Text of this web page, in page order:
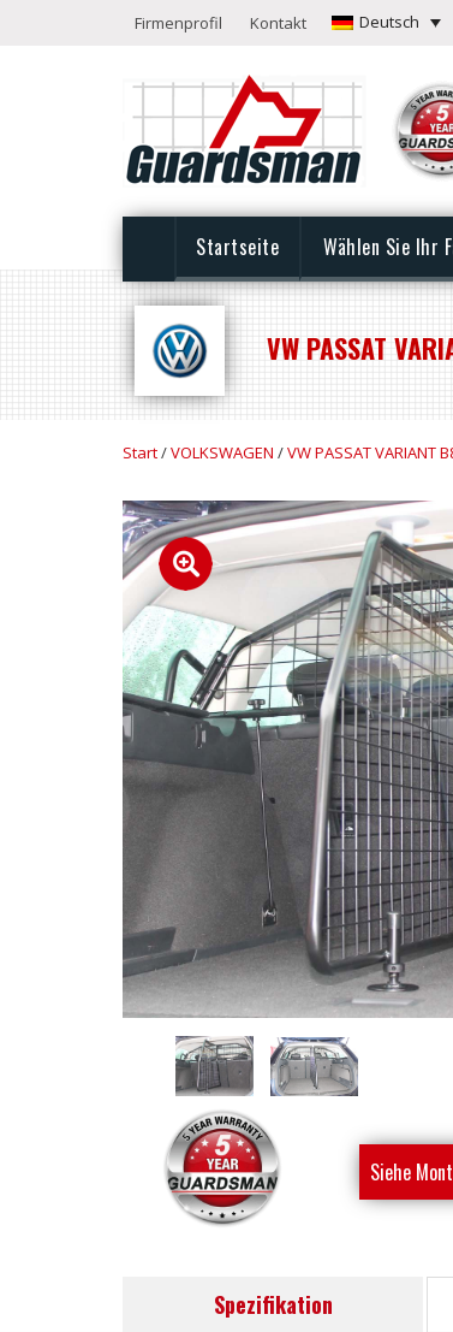
Firmenprofil Kontakt Deutsch
Startseite Wählen Sie Ihr
VW PASSAT
Start/VOLKSWAGEN /VW PASSAT VARIANT
Siehe
Spezifikation